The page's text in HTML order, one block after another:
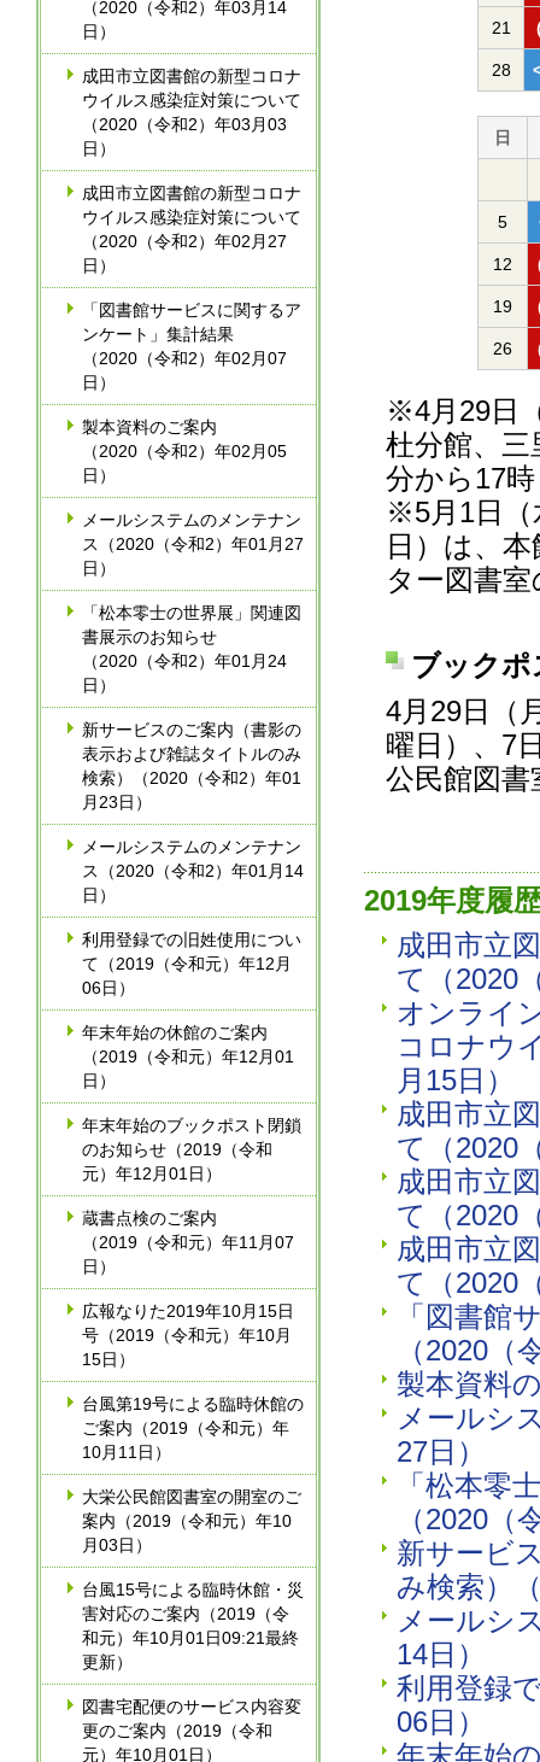
（2020（令和2）年03月14
日）
成田市立図書館の新型コロナ
ウイルス感染症対策について
（2020（令和2）年03月03
日）
成田市立図書館の新型コロナ
ウイルス感染症対策について
（2020（令和2）年02月27
日）
「図書館サービスに関するア
ンケート」集計結果
（2020（令和2）年02月07
日）
製本資料のご案内
（2020（令和2）年02月05
日）
メールシステムのメンテナン
ス（2020（令和2）年01月27
日）
「松本零士の世界展」関連図
書展示のお知らせ
（2020（令和2）年01月24
日）
新サービスのご案内（書影の
表示および雑誌タイトルのみ
検索）（2020（令和2）年01
月23日）
メールシステムのメンテナン
ス（2020（令和2）年01月14
日）
利用登録での旧姓使用につい
て（2019（令和元）年12月
06日）
年末年始の休館のご案内
（2019（令和元）年12月01
日）
年末年始のブックポスト閉鎖
のお知らせ（2019（令和
元）年12月01日）
蔵書点検のご案内
（2019（令和元）年11月07
日）
広報なりた2019年10月15日
号（2019（令和元）年10月
15日）
台風第19号による臨時休館の
ご案内（2019（令和元）年
10月11日）
大栄公民館図書室の開室のご
案内（2019（令和元）年10
月03日）
台風15号による臨時休館・災
害対応のご案内（2019（令
和元）年10月01日09:21最終
更新）
図書宅配便のサービス内容変
更のご案内（2019（令和
元）年10月01日）
21
28
日
5
12
19
26
※4月29日
杜分館、
分から17
※5月1日
日）は、
ター図書
ブックポ
4月29日（
曜日）、7
公民館図
2019年度履
成田市立
て（2020
オンライ
コロナウ
月15日）
成田市立
て（2020
成田市立
て（2020
成田市立
て（2020
「図書館
（2020（
製本資料
メールシ
27日）
「松本零
（2020（
新サービ
み検索）
メールシ
14日）
利用登録
06日）
年末年始